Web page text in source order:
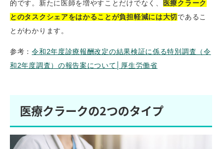
的です。新たに医師を増やすことだけでなく、
医療クラーク
とのタスクシェアをはかることが負担軽減には大切であるこ
とがわかります。
参考：令和2年度診療報酬改定の結果検証に係る特別調査（令
和2年度調査）の報告案について│厚生労働省
医療クラークの2つのタイプ